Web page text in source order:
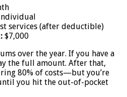
services (after deductible)
$7,000
over the year. If you have a
the full amount. After that,
80% of costs—but you’re
you hit the out-of-pocket